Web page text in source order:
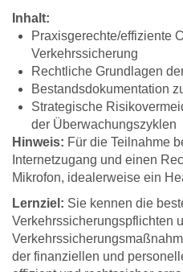
Inhalt:
Praxisgerechte/effiziente
Verkehrssicherung
Rechtliche Grundlagen
Bestandsdokumentation
Strategische
der Überwachungszyklen
Hinweis: Für die Teilnahme
Internetzugang und einen
Mikrofon, idealerweise ein
Lernziel: Sie kennen die
Verkehrssicherungspflichten
der finanziellen und